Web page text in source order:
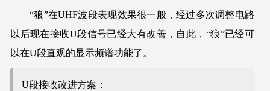
“狼”在UHF波段表现效果很一般，经过多次调整电路
以后现在接收U段信号已经大有改善，自此，“狼”已经可
以在U段直观的显示频谱功能了。
U段接收改进方案：